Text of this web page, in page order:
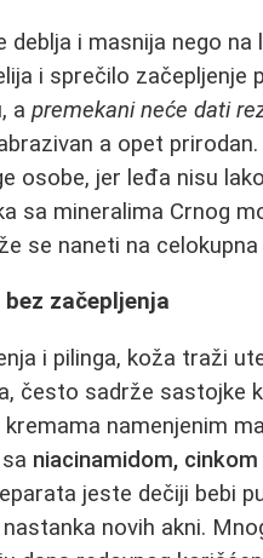
deblja i masnija nego na
i sprečilo začepljenje
apremekani neće dati
a opet
osobe, jer leđa nisu
sa mineralima Crnog
se naneti na
začepljenja
i pilinga, koža traži
često sadrže sastojke
kremama namenjenim
niacinamidom,
jeste dečiji bebi
novih akni.